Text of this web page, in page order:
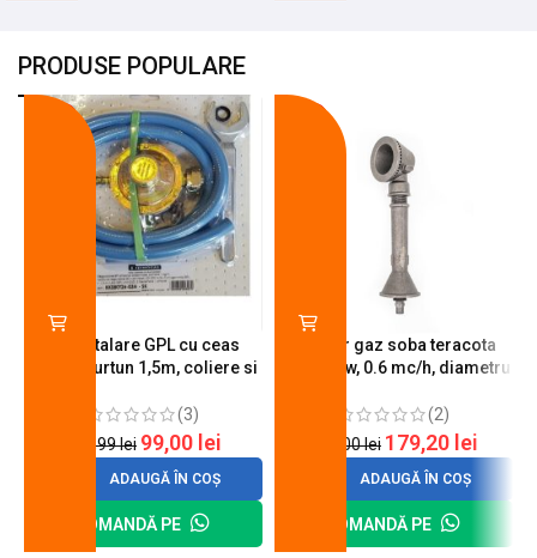
PRODUSE POPULARE
Kit instalare GPL cu ceas
butelie, furtun 1,5m, coliere si
(3)
120,99lei 99,00 lei
ADAUGĂ ÎN COȘ
COMANDĂ PE
Arzator gaz soba teracota
A600, 6 kw, 0.6 mc/h, diametru
(2)
200,00lei 179,20 lei
ADAUGĂ ÎN COȘ
COMANDĂ PE